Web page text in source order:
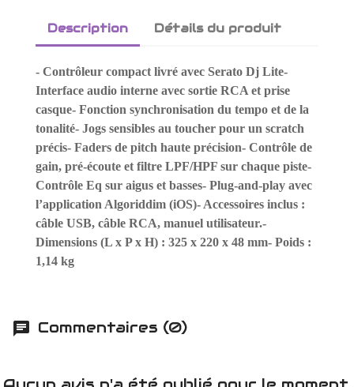
Description Détails du produit
- Contrôleur compact livré avec Serato Dj Lite-
Interface audio interne avec sortie RCA et prise
casque- Fonction synchronisation du tempo et de la
tonalité- Jogs sensibles au toucher pour un scratch
précis- Faders de pitch haute précision- Contrôle de
gain, pré-écoute et filtre LPF/HPF sur chaque piste-
Contrôle Eq sur aigus et basses- Plug-and-play avec
l’application Algoriddim (iOS)- Accessoires inclus :
câble USB, câble RCA, manuel utilisateur.-
Dimensions (L x P x H) : 325 x 220 x 48 mm- Poids :
1,14 kg
Commentaires (0)